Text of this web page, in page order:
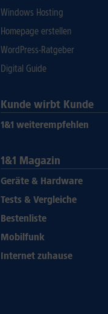
Windows Hosting
Homepage erstellen
WordPress-Ratgeber
Digital Guide
Kunde wirbt Kunde
1&1 weiterempfehlen
1&1 Magazin
Geräte & Hardware
Tests & Vergleiche
Bestenliste
Mobilfunk
Internet zuhause